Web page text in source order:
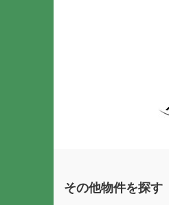
その他物件を探す